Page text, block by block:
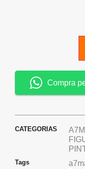
Compra
CATEGORIAS
Tags